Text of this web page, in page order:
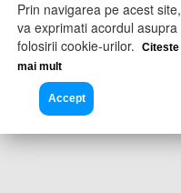
Prin navigarea pe acest site,
va exprimati acordul asupra
folosirii cookie-urilor.
Citeste
mai mult
Accept